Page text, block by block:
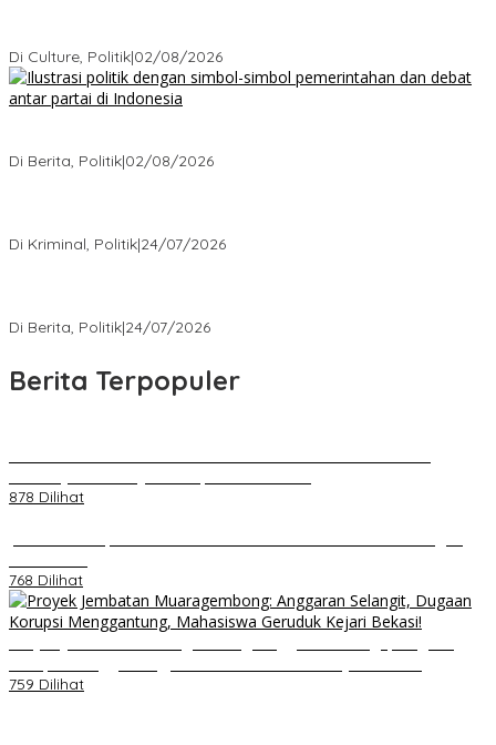
Di Culture, Politik|02/08/2026
Di Berita, Politik|02/08/2026
Di Kriminal, Politik|24/07/2026
Di Berita, Politik|24/07/2026
Berita Terpopuler
878 Dilihat
768 Dilihat
759 Dilihat